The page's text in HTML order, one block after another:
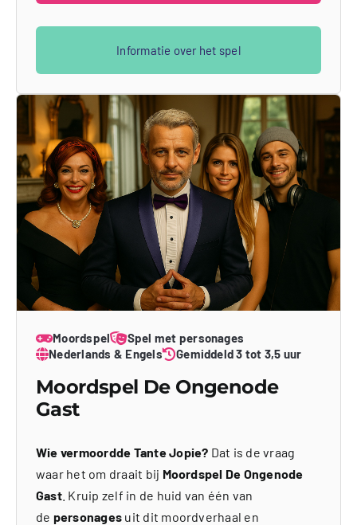
Informatie over het spel
Moordspel
Spel met personages
Nederlands & Engels
Gemiddeld 3 tot 3,5 uur
Moordspel De Ongenode
Gast
Wie vermoordde Tante Jopie? Dat is de vraag
waar het om draait bij Moordspel De Ongenode
Gast. Kruip zelf in de huid van één van
de personages uit dit moordverhaal en